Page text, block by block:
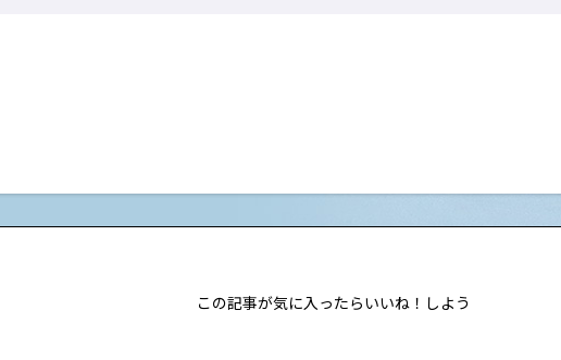
この記事が気に入ったらいいね！しよう